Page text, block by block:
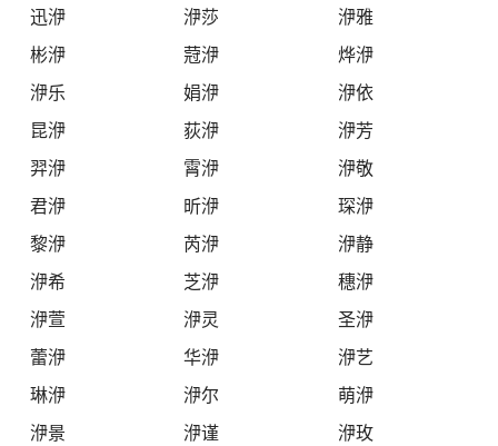
迅洢
洢莎
洢雅
彬洢
蒄洢
烨洢
洢乐
娟洢
洢依
昆洢
荻洢
洢芳
羿洢
霄洢
洢敬
君洢
昕洢
琛洢
黎洢
芮洢
洢静
洢希
芝洢
穗洢
洢萱
洢灵
圣洢
蕾洢
华洢
洢艺
琳洢
洢尔
萌洢
洢景
洢谨
洢玫